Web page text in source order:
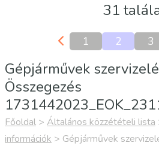
31
1 2 3
Gépjárművek
Összegezés
Főoldal > Általános közzétételi lista
információk > Gépjárművek